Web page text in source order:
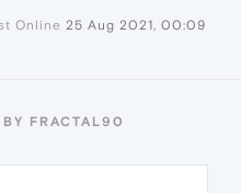
Online 25 Aug 2021, 00:09
FRACTAL90